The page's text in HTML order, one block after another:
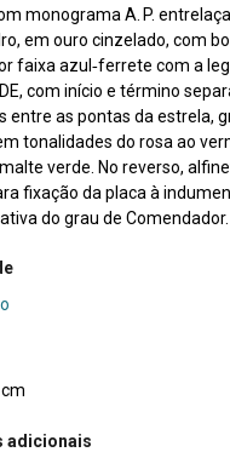
monograma A. P.
em ouro cinzelado, com
faixa azul‑ferrete com a
com início e término
entre as pontas da estrela,
tonalidades do rosa ao
verde. No reverso,
fixação da placa à
do grau de Comendador.
adicionais